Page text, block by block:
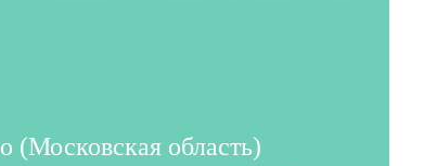
(Московская область)